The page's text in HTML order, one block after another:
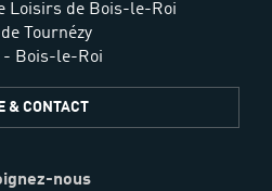
Loisirs de Bois-le-Roi
Tournézy
- Bois-le-Roi
& CONTACT
nous